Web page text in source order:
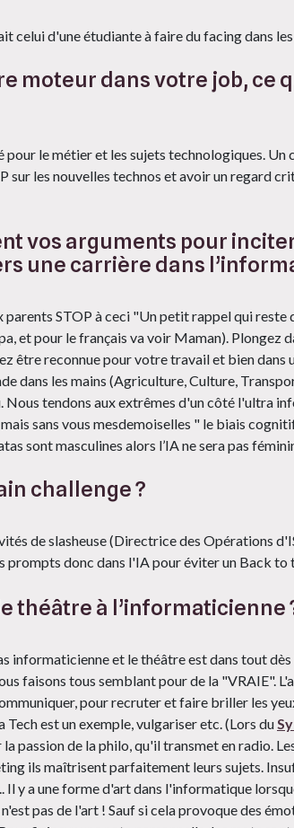
celui d'une étudiante à faire du facing dans
moteur dans votre job, ce
pour le métier et les sujets technologiques.
sur les nouvelles technos et avoir un regard
vos arguments pour
une carrière dans
parents STOP à ceci "Un petit rappel qui
et pour le français va voir Maman). Plongez
être reconnue pour votre travail et bien dans
dans les mains (Agriculture, Culture,
Nous tendons aux extrêmes d'un côté l'ultra
sans vous mesdemoiselles " le biais
sont masculines alors l’IA ne sera pas
challenge ?
de slasheuse (Directrice des Opérations
prompts donc dans l'IA pour éviter un Back to
théâtre à l’informaticienne
informaticienne et le théâtre est dans tout
faisons tous semblant pour de la "VRAIE".
pour recruter et faire briller les
Tech est un exemple, vulgariser etc. (Lors du
passion de la philo, qu'il transmet en radio.
ils maîtrisent parfaitement leurs sujets.
Il y a une forme d'art dans l'informatique
pas de l'art ! Sauf si cela provoque des